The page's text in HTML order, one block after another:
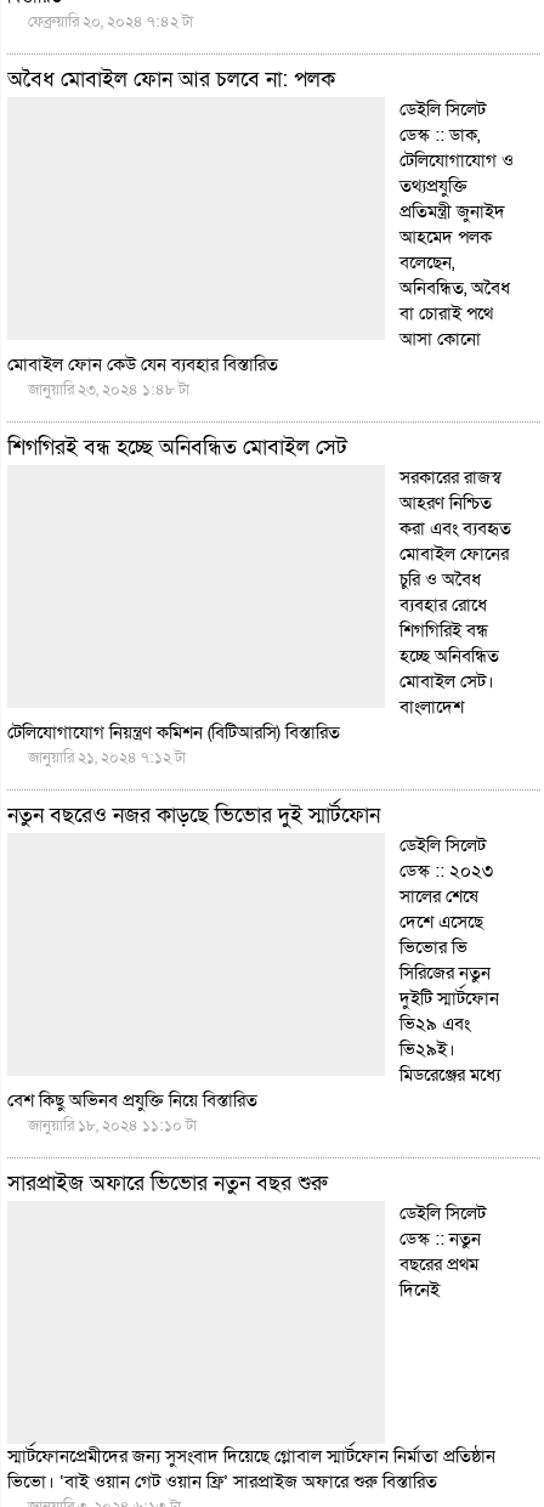
ফেব্রুয়ারি ২০, ২০২৪ ৭:৪২ টা
অবৈধ মোবাইল ফোন আর চলবে না: পলক
ডেইলি সিলেট
ডেস্ক :: ডাক,
টেলিযোগাযোগ ও
তথ্যপ্রযুক্তি
প্রতিমন্ত্রী জুনাইদ
আহমেদ পলক
বলেছেন,
অনিবন্ধিত, অবৈধ
বা চোরাই পথে
আসা কোনো
মোবাইল ফোন কেউ যেন ব্যবহারবিস্তারিত
জানুয়ারি ২৩, ২০২৪ ১:৪৮ টা
শিগগিরই বন্ধ হচ্ছে অনিবন্ধিত মোবাইল সেট
সরকারের রাজস্ব
আহরণ নিশ্চিত
করা এবং ব্যবহৃত
মোবাইল ফোনের
চুরি ও অবৈধ
ব্যবহার রোধে
শিগগিরিই বন্ধ
হচ্ছে অনিবন্ধিত
মোবাইল সেট।
বাংলাদেশ
টেলিযোগাযোগ নিয়ন্ত্রণ কমিশন (বিটিআরসি)বিস্তারিত
জানুয়ারি ২১, ২০২৪ ৭:১২ টা
নতুন বছরেও নজর কাড়ছে ভিভোর দুই স্মার্টফোন
ডেইলি সিলেট
ডেস্ক :: ২০২৩
সালের শেষে
দেশে এসেছে
ভিভোর ভি
সিরিজের নতুন
দুইটি স্মার্টফোন
ভি২৯ এবং
ভি২৯ই।
মিডরেঞ্জের মধ্যে
বেশ কিছু অভিনব প্রযুক্তি নিয়েবিস্তারিত
জানুয়ারি ১৮, ২০২৪ ১১:১০ টা
সারপ্রাইজ অফারে ভিভোর নতুন বছর শুরু
ডেইলি সিলেট
ডেস্ক :: নতুন
বছরের প্রথম
দিনেই
স্মার্টফোনপ্রেমীদের জন্য সুসংবাদ দিয়েছে গ্লোবাল স্মার্টফোন নির্মাতা প্রতিষ্ঠান
ভিভো। ‘বাই ওয়ান গেট ওয়ান ফ্রি’ সারপ্রাইজ অফারে শুরুবিস্তারিত